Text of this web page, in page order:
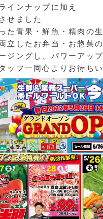
インナップに加え
せました
た青果・鮮魚・精肉の
立したお弁当・お惣菜
ジングし、パワーア